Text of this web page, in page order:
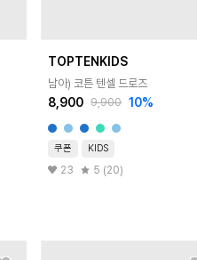
TOPTENKIDS
남아) 코튼 텐셀 드로즈
8,900 9,900 10%
쿠폰 KIDS
23 5 (20)